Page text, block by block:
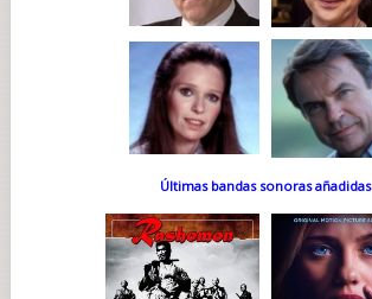
Últimas bandas sonoras añadidas